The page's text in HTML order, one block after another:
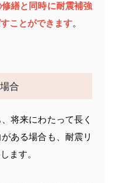
繕と同時に耐震補強
ことができます。
合
将来にわたって長く
ある場合も、耐震リ
ます。